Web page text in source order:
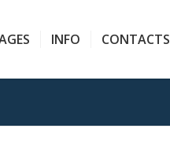
INFO CONTACTS